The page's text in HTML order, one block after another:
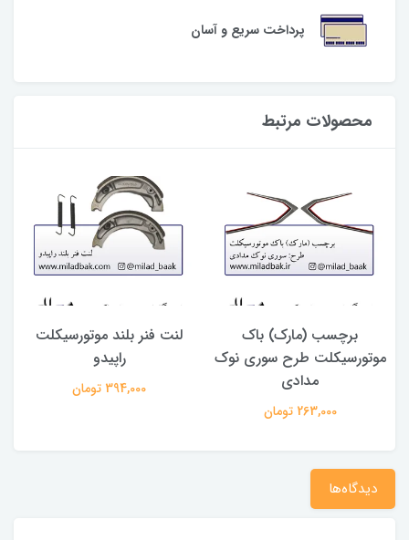
پرداخت سریع و آسان
محصولات مرتبط
برچسب (مارک) باک
موتورسیکلت طرح سوری نوک
مدادی
263,000 تومان
لنت فنر بلند موتورسیکلت
راپیدو
394,000 تومان
دیدگاه‌ها